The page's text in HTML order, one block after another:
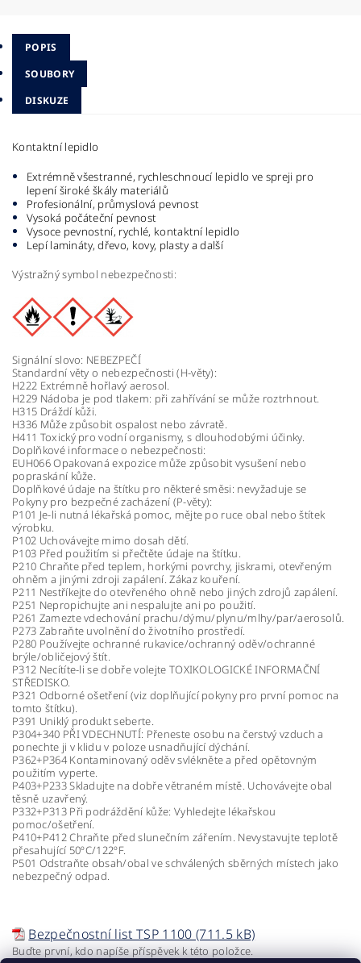
POPIS
SOUBORY
DISKUZE
Kontaktní lepidlo
Extrémně všestranné, rychleschnoucí lepidlo ve spreji pro
lepení široké škály materiálů
Profesionální, průmyslová pevnost
Vysoká počáteční pevnost
Vysoce pevnostní, rychlé, kontaktní lepidlo
Lepí lamináty, dřevo, kovy, plasty a další
Výstražný symbol nebezpečnosti:
Signální slovo: NEBEZPEČÍ
Standardní věty o nebezpečnosti (H-věty):
H222 Extrémně hořlavý aerosol.
H229 Nádoba je pod tlakem: při zahřívání se může roztrhnout.
H315 Dráždí kůži.
H336 Může způsobit ospalost nebo závratě.
H411 Toxický pro vodní organismy, s dlouhodobými účinky.
Doplňkové informace o nebezpečnosti:
EUH066 Opakovaná expozice může způsobit vysušení nebo
popraskání kůže.
Doplňkové údaje na štítku pro některé směsi: nevyžaduje se
Pokyny pro bezpečné zacházení (P-věty):
P101 Je-li nutná lékařská pomoc, mějte po ruce obal nebo štítek
výrobku.
P102 Uchovávejte mimo dosah dětí.
P103 Před použitím si přečtěte údaje na štítku.
P210 Chraňte před teplem, horkými povrchy, jiskrami, otevřeným
ohněm a jinými zdroji zapálení. Zákaz kouření.
P211 Nestříkejte do otevřeného ohně nebo jiných zdrojů zapálení.
P251 Nepropichujte ani nespalujte ani po použití.
P261 Zamezte vdechování prachu/dýmu/plynu/mlhy/par/aerosolů.
P273 Zabraňte uvolnění do životního prostředí.
P280 Používejte ochranné rukavice/ochranný oděv/ochranné
brýle/obličejový štít.
P312 Necítíte-li se dobře volejte TOXIKOLOGICKÉ INFORMAČNÍ
STŘEDISKO.
P321 Odborné ošetření (viz doplňující pokyny pro první pomoc na
tomto štítku).
P391 Uniklý produkt seberte.
P304+340 PŘI VDECHNUTÍ: Přeneste osobu na čerstvý vzduch a
ponechte ji v klidu v poloze usnadňující dýchání.
P362+P364 Kontaminovaný oděv svlékněte a před opětovným
použitím vyperte.
P403+P233 Skladujte na dobře větraném místě. Uchovávejte obal
těsně uzavřený.
P332+P313 Při podráždění kůže: Vyhledejte lékařskou
pomoc/ošetření.
P410+P412 Chraňte před slunečním zářením. Nevystavujte teplotě
přesahující 50ºC/122ºF.
P501 Odstraňte obsah/obal ve schválených sběrných místech jako
nebezpečný odpad.
Bezpečnostní list TSP 1100 (711.5 kB)
Buďte první, kdo napíše příspěvek k této položce.